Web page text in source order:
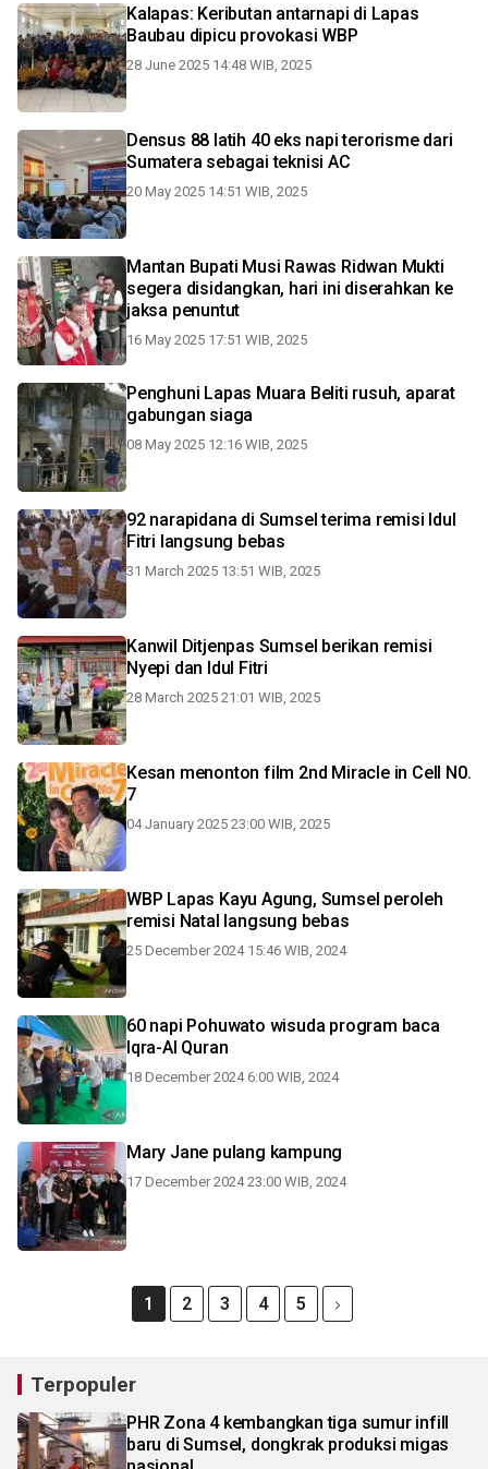
Kalapas: Keributan antarnapi di Lapas
Baubau dipicu provokasi WBP
28 June 2025 14:48 WIB, 2025
Densus 88 latih 40 eks napi terorisme dari
Sumatera sebagai teknisi AC
20 May 2025 14:51 WIB, 2025
Mantan Bupati Musi Rawas Ridwan Mukti
segera disidangkan, hari ini diserahkan ke
jaksa penuntut
16 May 2025 17:51 WIB, 2025
Penghuni Lapas Muara Beliti rusuh, aparat
gabungan siaga
08 May 2025 12:16 WIB, 2025
92 narapidana di Sumsel terima remisi Idul
Fitri langsung bebas
31 March 2025 13:51 WIB, 2025
Kanwil Ditjenpas Sumsel berikan remisi
Nyepi dan Idul Fitri
28 March 2025 21:01 WIB, 2025
Kesan menonton film 2nd Miracle in Cell N0.
7
04 January 2025 23:00 WIB, 2025
WBP Lapas Kayu Agung, Sumsel peroleh
remisi Natal langsung bebas
25 December 2024 15:46 WIB, 2024
60 napi Pohuwato wisuda program baca
Iqra-Al Quran
18 December 2024 6:00 WIB, 2024
Mary Jane pulang kampung
17 December 2024 23:00 WIB, 2024
1 2 3 4 5
Terpopuler
PHR Zona 4 kembangkan tiga sumur infill
baru di Sumsel, dongkrak produksi migas